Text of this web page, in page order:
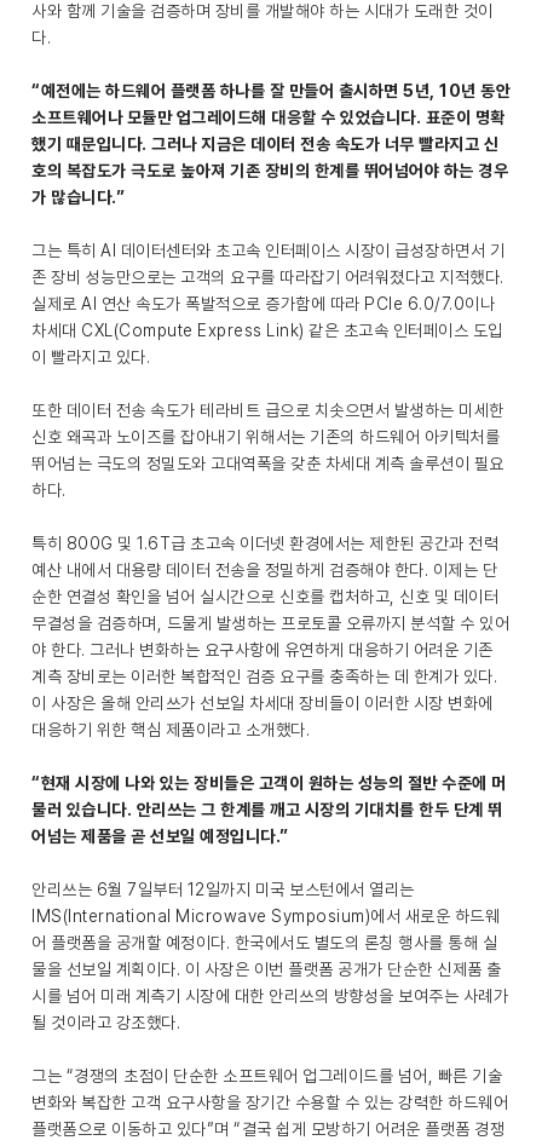
사와 함께 기술을 검증하며 장비를 개발해야 하는 시대가 도래한 것이
다.
“예전에는 하드웨어 플랫폼 하나를 잘 만들어 출시하면 5년, 10년 동안
소프트웨어나 모듈만 업그레이드해 대응할 수 있었습니다. 표준이 명확
했기 때문입니다. 그러나 지금은 데이터 전송 속도가 너무 빨라지고 신
호의 복잡도가 극도로 높아져 기존 장비의 한계를 뛰어넘어야 하는 경우
가 많습니다.”
그는 특히 AI 데이터센터와 초고속 인터페이스 시장이 급성장하면서 기
존 장비 성능만으로는 고객의 요구를 따라잡기 어려워졌다고 지적했다.
실제로 AI 연산 속도가 폭발적으로 증가함에 따라 PCIe 6.0/7.0이나
차세대 CXL(Compute Express Link) 같은 초고속 인터페이스 도입
이 빨라지고 있다.
또한 데이터 전송 속도가 테라비트 급으로 치솟으면서 발생하는 미세한
신호 왜곡과 노이즈를 잡아내기 위해서는 기존의 하드웨어 아키텍처를
뛰어넘는 극도의 정밀도와 고대역폭을 갖춘 차세대 계측 솔루션이 필요
하다.
특히 800G 및 1.6T급 초고속 이더넷 환경에서는 제한된 공간과 전력
예산 내에서 대용량 데이터 전송을 정밀하게 검증해야 한다. 이제는 단
순한 연결성 확인을 넘어 실시간으로 신호를 캡처하고, 신호 및 데이터
무결성을 검증하며, 드물게 발생하는 프로토콜 오류까지 분석할 수 있어
야 한다. 그러나 변화하는 요구사항에 유연하게 대응하기 어려운 기존
계측 장비로는 이러한 복합적인 검증 요구를 충족하는 데 한계가 있다.
이 사장은 올해 안리쓰가 선보일 차세대 장비들이 이러한 시장 변화에
대응하기 위한 핵심 제품이라고 소개했다.
“현재 시장에 나와 있는 장비들은 고객이 원하는 성능의 절반 수준에 머
물러 있습니다. 안리쓰는 그 한계를 깨고 시장의 기대치를 한두 단계 뛰
어넘는 제품을 곧 선보일 예정입니다.”
안리쓰는 6월 7일부터 12일까지 미국 보스턴에서 열리는
IMS(International Microwave Symposium)에서 새로운 하드웨
어 플랫폼을 공개할 예정이다. 한국에서도 별도의 론칭 행사를 통해 실
물을 선보일 계획이다. 이 사장은 이번 플랫폼 공개가 단순한 신제품 출
시를 넘어 미래 계측기 시장에 대한 안리쓰의 방향성을 보여주는 사례가
될 것이라고 강조했다.
그는 “경쟁의 초점이 단순한 소프트웨어 업그레이드를 넘어, 빠른 기술
변화와 복잡한 고객 요구사항을 장기간 수용할 수 있는 강력한 하드웨어
플랫폼으로 이동하고 있다”며 “결국 쉽게 모방하기 어려운 플랫폼 경쟁